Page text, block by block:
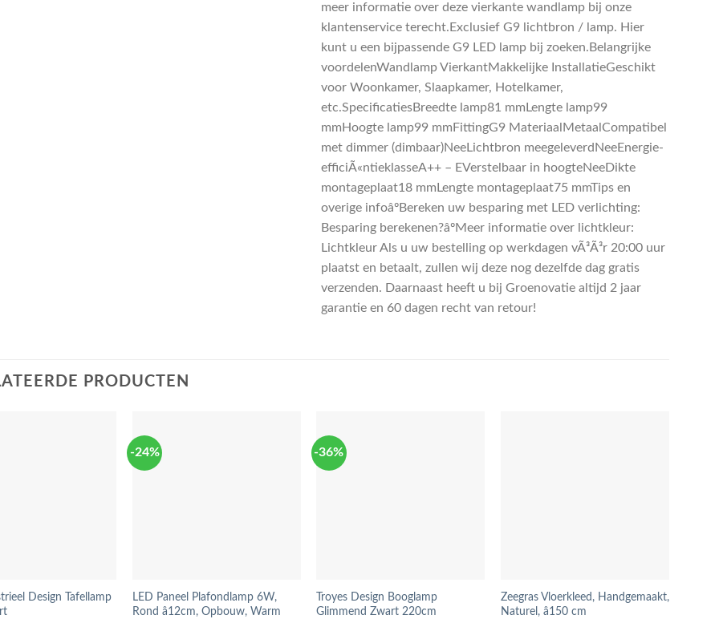
meer informatie over deze vierkante wandlamp bij onze
klantenservice terecht.Exclusief G9 lichtbron / lamp. Hier
kunt u een bijpassende G9 LED lamp bij zoeken.Belangrijke
voordelenWandlamp VierkantMakkelijke InstallatieGeschikt
voor Woonkamer, Slaapkamer, Hotelkamer,
etc.SpecificatiesBreedte lamp81 mmLengte lamp99
mmHoogte lamp99 mmFittingG9 MateriaalMetaalCompatibel
met dimmer (dimbaar)NeeLichtbron meegeleverdNeeEnergie-
efficiÃ«ntieklasseA++ – EVerstelbaar in hoogteNeeDikte
montageplaat18 mmLengte montageplaat75 mmTips en
overige infoâºBereken uw besparing met LED verlichting:
Besparing berekenen?âºMeer informatie over lichtkleur:
Lichtkleur Als u uw bestelling op werkdagen vÃ³Ã³r 20:00 uur
plaatst en betaalt, zullen wij deze nog dezelfde dag gratis
verzenden. Daarnaast heeft u bij Groenovatie altijd 2 jaar
garantie en 60 dagen recht van retour!
PRODUCTEN
Design Tafellamp
-24%
LED Paneel Plafondlamp 6W,
Rond â12cm, Opbouw, Warm
-36%
Troyes Design Booglamp
Glimmend Zwart 220cm
Zeegras Vloerkleed, Handgemaakt,
Naturel, â150 cm